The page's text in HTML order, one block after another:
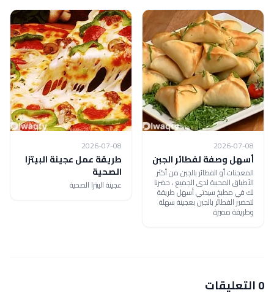
2026-07-08
أسهل وصفة لفطائر الجبن
المعجنات أو الفطائر بالجبن من أكثر
الأطباق المحببة لدى الجميع ، حضرنا
لك في مطبخ سيدتي أسهل طريقة
لتحضير الفطائر بالجبن بعجينة سهلة
وطريقة مميزة
2026-07-08
طريقة عمل عجينة البيتزا
الصحية
عجينة البيتزا الصحية
0 التعليقات